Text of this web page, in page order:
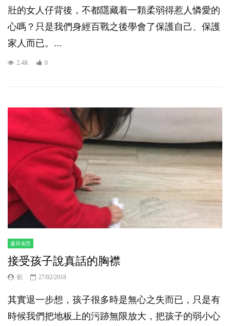
壯的女人仔背後，不都隱藏着一顆柔弱得惹人憐愛的
心嗎？只是我們身經百戰之後學會了保護自己、保護
家人而已。...
2.4K 0
書寫省思
接受孩子說真話的胸襟
初 27/02/2018
其實退一步想，孩子很多時是無心之失而已，只是有
時候我們把地板上的污跡無限放大，把孩子的弱小心